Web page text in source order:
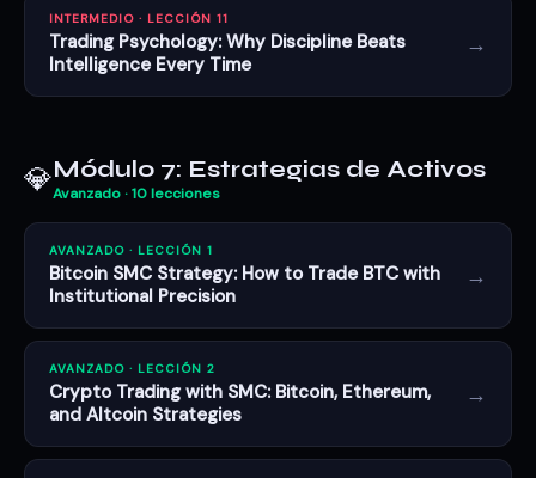
INTERMEDIO · LECCIÓN 11
Trading Psychology: Why Discipline Beats
Intelligence Every Time
→
💎Módulo 7: Estrategias de Activos
Avanzado · 10 lecciones
AVANZADO · LECCIÓN 1
Bitcoin SMC Strategy: How to Trade BTC with
Institutional Precision
→
AVANZADO · LECCIÓN 2
Crypto Trading with SMC: Bitcoin, Ethereum,
and Altcoin Strategies
→